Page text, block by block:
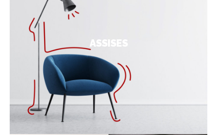
ASSISES